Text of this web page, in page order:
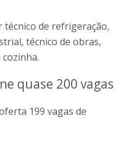
técnico de refrigeração,
técnico de obras,
quase 200 vagas
199 vagas de